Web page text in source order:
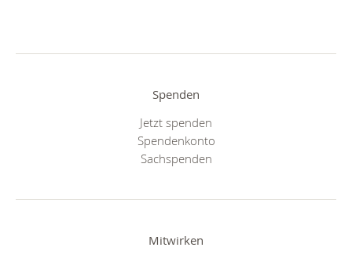
Spenden
Jetzt spenden
Spendenkonto
Sachspenden
Mitwirken